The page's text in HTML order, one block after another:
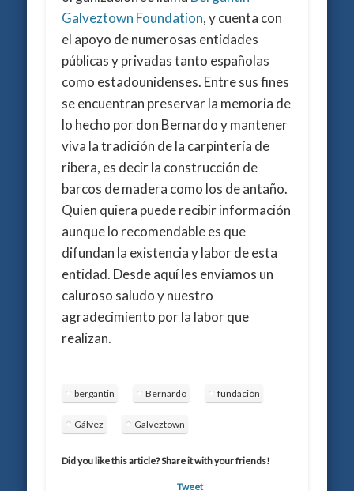
Galveztown Foundation, y cuenta con
el apoyo de numerosas entidades
públicas y privadas tanto españolas
como estadounidenses. Entre sus fines
se encuentran preservar la memoria de
lo hecho por don Bernardo y mantener
viva la tradición de la carpintería de
ribera, es decir la construcción de
barcos de madera como los de antaño.
Quien quiera puede recibir información
aunque lo recomendable es que
difundan la existencia y labor de esta
entidad. Desde aquí les enviamos un
caluroso saludo y nuestro
agradecimiento por la labor que
realizan.
bergantin Bernardo fundación
Gálvez Galveztown
Did you like this article? Share it with your friends!
Tweet